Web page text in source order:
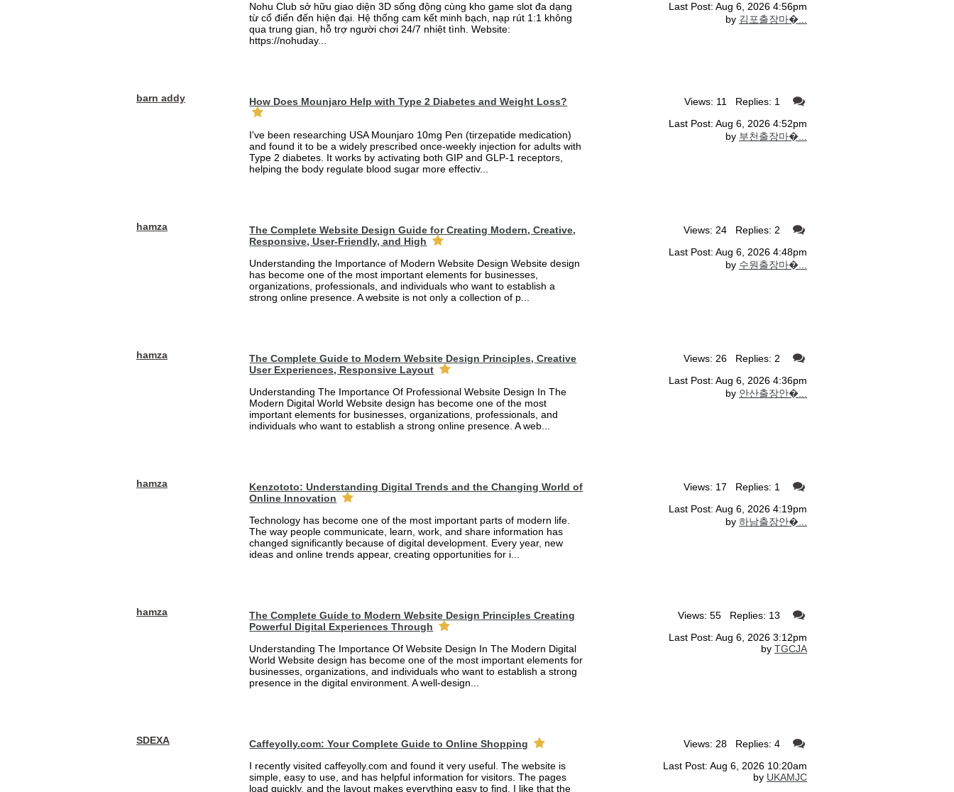
Nohu Club sở hữu giao diện 3D sống động cùng kho game slot đa dạng
từ cổ điển đến hiện đại. Hệ thống cam kết minh bạch, nạp rút 1:1 không
qua trung gian, hỗ trợ người chơi 24/7 nhiệt tình. Website:
https://nohuday...
Last Post: Aug 6, 2026 4:56pm
by 김포출장마�...
barn addy How Does Mounjaro Help with Type 2 Diabetes and Weight Loss?
I've been researching USA Mounjaro 10mg Pen (tirzepatide medication)
and found it to be a widely prescribed once-weekly injection for adults with
Type 2 diabetes. It works by activating both GIP and GLP-1 receptors,
helping the body regulate blood sugar more effectiv...
Views: 11 Replies: 1
Last Post: Aug 6, 2026 4:52pm
by 부천출장마�...
hamza
The Complete Website Design Guide for Creating Modern, Creative,
Responsive, User-Friendly, and High
Understanding the Importance of Modern Website Design Website design
has become one of the most important elements for businesses,
organizations, professionals, and individuals who want to establish a
strong online presence. A website is not only a collection of p...
Views: 24 Replies: 2
Last Post: Aug 6, 2026 4:48pm
by 수원출장마�...
hamza
The Complete Guide to Modern Website Design Principles, Creative
User Experiences, Responsive Layout
Understanding The Importance Of Professional Website Design In The
Modern Digital World Website design has become one of the most
important elements for businesses, organizations, professionals, and
individuals who want to establish a strong online presence. A web...
Views: 26 Replies: 2
Last Post: Aug 6, 2026 4:36pm
by 안산출장안�...
hamza
Kenzototo: Understanding Digital Trends and the Changing World of
Online Innovation
Technology has become one of the most important parts of modern life.
The way people communicate, learn, work, and share information has
changed significantly because of digital development. Every year, new
ideas and online trends appear, creating opportunities for i...
Views: 17 Replies: 1
Last Post: Aug 6, 2026 4:19pm
by 하남출장안�...
hamza
The Complete Guide to Modern Website Design Principles Creating
Powerful Digital Experiences Through
Understanding The Importance Of Website Design In The Modern Digital
World Website design has become one of the most important elements for
businesses, organizations, and individuals who want to establish a strong
presence in the digital environment. A well-design...
Views: 55 Replies: 13
Last Post: Aug 6, 2026 3:12pm
by TGCJA
SDEXA
Caffeyolly.com: Your Complete Guide to Online Shopping
I recently visited caffeyolly.com and found it very useful. The website is
simple, easy to use, and has helpful information for visitors. The pages
load quickly, and the layout makes everything easy to find. I like that the
Views: 28 Replies: 4
Last Post: Aug 6, 2026 10:20am
by UKAMJC